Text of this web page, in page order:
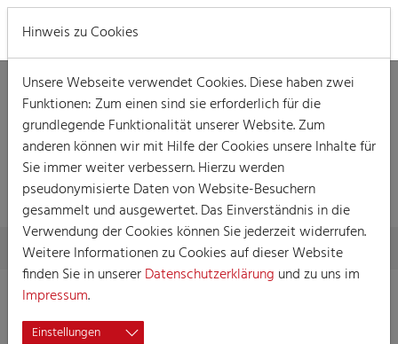
VERANSTALTUNG
Skip to main content
You are here:
Home Session Veranstaltungen Veranstaltung
Veedelszog in Sülz-Klettenberg
Hinweis zu Cookies
Unsere Webseite verwendet Cookies. Diese haben zwei
Funktionen: Zum einen sind sie erforderlich für die
grundlegende Funktionalität unserer Website. Zum
anderen können wir mit Hilfe der Cookies unsere Inhalte für
Sie immer weiter verbessern. Hierzu werden
pseudonymisierte Daten von Website-Besuchern
gesammelt und ausgewertet. Das Einverständnis in die
Verwendung der Cookies können Sie jederzeit widerrufen.
Weitere Informationen zu Cookies auf dieser Website
finden Sie in unsererDatenschutzerklärung und zu uns im
Impressum.
Einstellungen